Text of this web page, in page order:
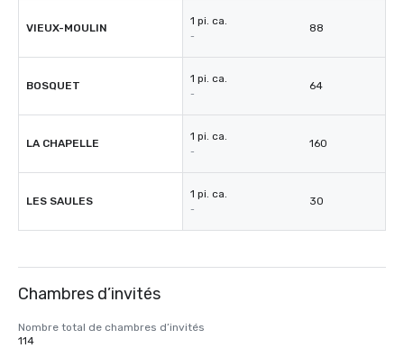
VIEUX-MOULIN
1 pi. ca.
-
88
BOSQUET
1 pi. ca.
-
64
LA CHAPELLE
1 pi. ca.
-
160
LES SAULES
1 pi. ca.
-
30
Chambres d’invités
Nombre total de chambres d’invités
114